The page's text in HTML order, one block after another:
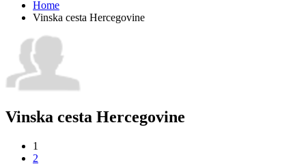
Home
Vinska cesta Hercegovine
Vinska cesta Hercegovine
1
2